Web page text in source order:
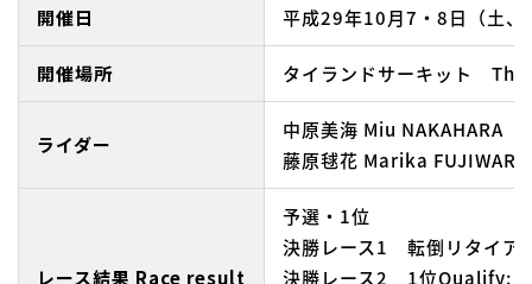
開催日 平成29年10月7・8日（土
開催場所 タイランドサーキット
ライダー
中原美海 Miu NAKAHARA
藤原毬花 Marika FUJIWARA
レース結果 Race result
予選・1位
決勝レース1 転倒リタイア
決勝レース2 1位Qualify: